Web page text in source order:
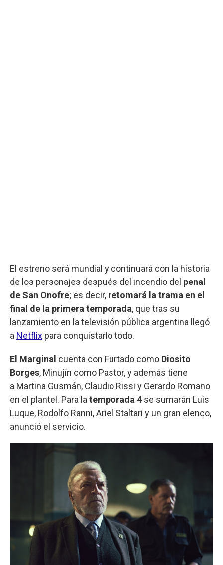
El estreno será mundial y continuará con la historia
de los personajes después del incendio del penal
de San Onofre; es decir, retomará la trama en el
final de la primera temporada, que tras su
lanzamiento en la televisión pública argentina llegó
a Netflix para conquistarlo todo.
El Marginal cuenta con Furtado como Diosito
Borges, Minujín como Pastor, y además tiene
a Martina Gusmán, Claudio Rissi y Gerardo Romano
en el plantel. Para la temporada 4 se sumarán Luis
Luque, Rodolfo Ranni, Ariel Staltari y un gran elenco,
anunció el servicio.